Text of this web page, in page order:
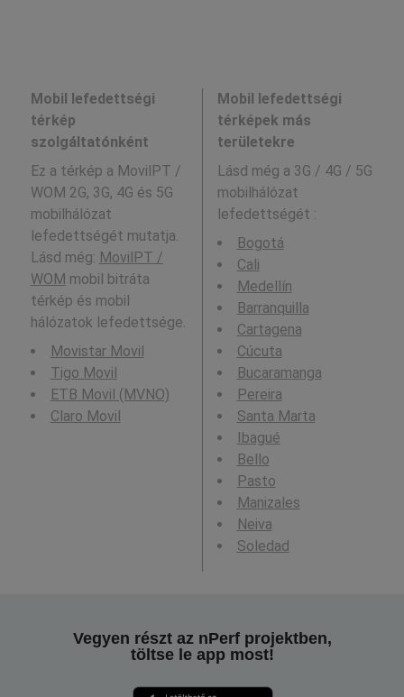
Mobil lefedettségi
térkép
szolgáltatónként
Ez a térkép a MovilPT /
WOM 2G, 3G, 4G és 5G
mobilhálózat
lefedettségét mutatja.
Lásd még: MovilPT /
WOM mobil bitráta
térkép és mobil
hálózatok lefedettsége.
Movistar Movil
Tigo Movil
ETB Movil (MVNO)
Claro Movil
Mobil lefedettségi
térképek más
területekre
Lásd még a 3G / 4G / 5G
mobilhálózat
lefedettségét :
Bogotá
Cali
Medellín
Barranquilla
Cartagena
Cúcuta
Bucaramanga
Pereira
Santa Marta
Ibagué
Bello
Pasto
Manizales
Neiva
Soledad
Vegyen részt az nPerf projektben,
töltse le app most!